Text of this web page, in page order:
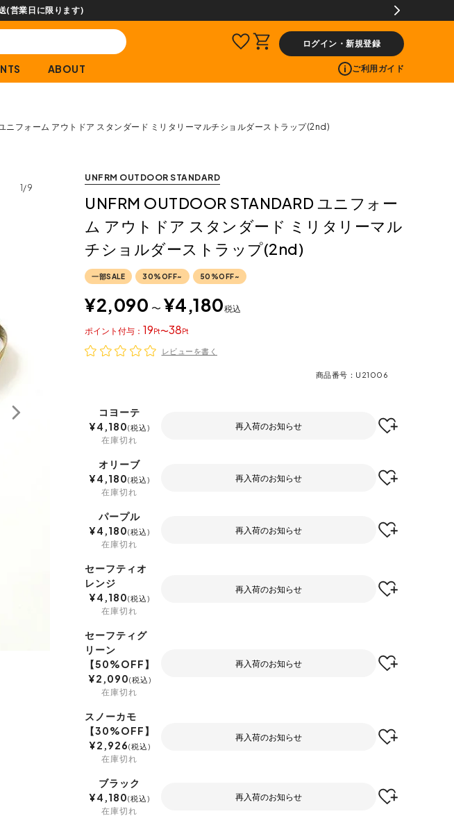
【会員限定】交換送料片道無料サービス
ログイン・新規登録
ABOUT ご利用ガイド
ニフォーム アウトドア スタンダード ミリタリーマルチショルダーストラップ(2nd)
1/9
UNFRM OUTDOOR STANDARD
UNFRM OUTDOOR STANDARD ユニフォー
ム アウトドア スタンダード ミリタリーマル
チショルダーストラップ(2nd)
一部SALE 30%OFF~ 50%OFF~
¥2,090 〜 ¥4,180税込
19 〜38
ポイント
レビューを書く
商品番号 U21006
コヨーテ
¥4,180 税込
在庫切れ
再入荷のお知らせ
オリーブ
¥4,180 税込
在庫切れ
再入荷のお知らせ
パープル
¥4,180 税込
在庫切れ
再入荷のお知らせ
セーフティオ
レンジ
¥4,180 税込
在庫切れ
再入荷のお知らせ
セーフティグ
リーン
【50%OFF】
¥2,090 税込
在庫切れ
再入荷のお知らせ
スノーカモ
【30%OFF】
¥2,926 税込
在庫切れ
再入荷のお知らせ
ブラック
¥4,180 税込
在庫切れ
再入荷のお知らせ